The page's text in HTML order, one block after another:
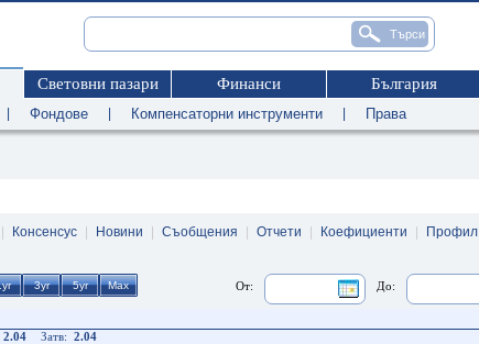
Световни пазари Финанси България
Фондове Компенсаторни инструменти Права
Консенсус Новини Съобщения Отчети Коефициенти Профил
До:
От:
2.04 Затв: 2.04